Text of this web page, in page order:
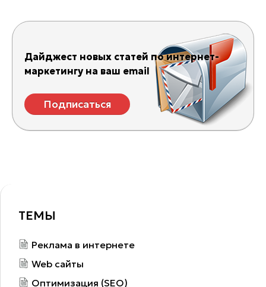
Дайджест новых статей по интернет-
маркетингу на ваш email
Подписаться
ТЕМЫ
Реклама в интернете
Web сайты
Оптимизация (SEO)